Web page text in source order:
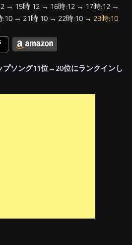
→ 15時:12 → 16時:12 → 17時:12 →
:10 → 21時:10 → 22時:10 → 23時:10
プソング11位→20位にランクインし